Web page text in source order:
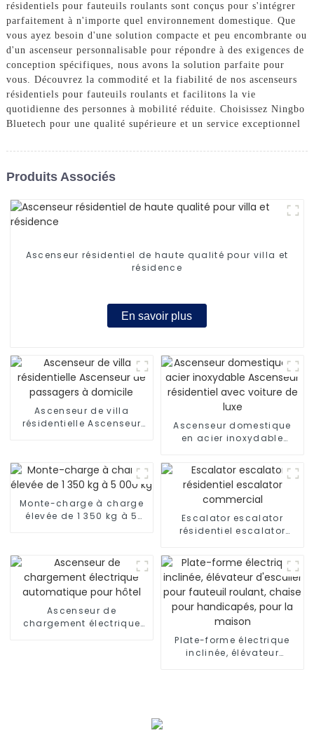
résidentiels pour fauteuils roulants sont conçus pour s'intégrer
parfaitement à n'importe quel environnement domestique. Que
vous ayez besoin d'une solution compacte et peu encombrante ou
d'un ascenseur personnalisable pour répondre à des exigences de
conception spécifiques, nous avons la solution parfaite pour
vous. Découvrez la commodité et la fiabilité de nos ascenseurs
résidentiels pour fauteuils roulants et facilitons la vie
quotidienne des personnes à mobilité réduite. Choisissez Ningbo
Bluetech pour une qualité supérieure et un service exceptionnel
Produits Associés
Ascenseur résidentiel de haute qualité pour villa et
résidence
En savoir plus
Ascenseur de villa
résidentielle Ascenseur
Ascenseur domestique
en acier inoxydable
avec voiture de luxe
Monte-charge à charge
élevée de 1 350 kg à 5
Escalator escalator
résidentiel escalator
Ascenseur de
chargement électrique
Plate-forme électrique
inclinée, élévateur